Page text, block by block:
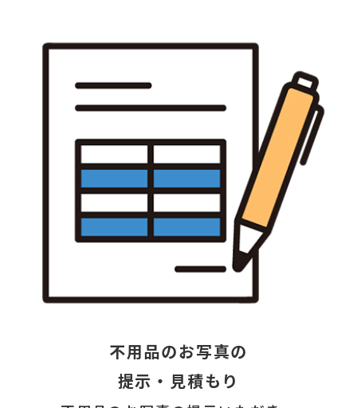
不用品のお写真の
提示・見積もり